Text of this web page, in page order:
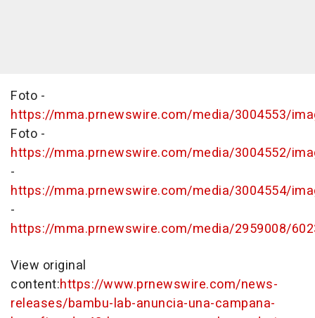
Foto -
https://mma.prnewswire.com/media/3004553/
Foto -
https://mma.prnewswire.com/media/3004552/
-
https://mma.prnewswire.com/media/3004554/
-
https://mma.prnewswire.com/media/2959008/
View original
content:https://www.prnewswire.com/news-
releases/bambu-lab-anuncia-una-campana-